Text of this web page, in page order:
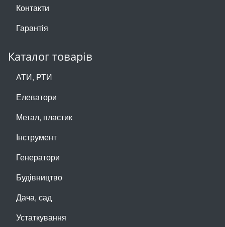
Контакти
Гарантія
Каталог товарів
АТИ, РТИ
Елеватори
Метал, пластик
Інструмент
Генератори
Будівництво
Дача, сад
Устаткування